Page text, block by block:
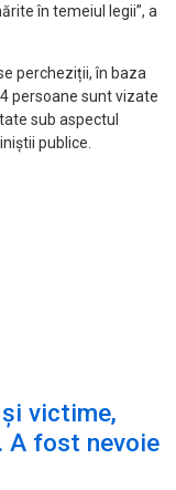
în temeiul legii”, a
percheziții, în baza
persoane sunt vizate
sub aspectul
publice.
și victime,
A fost nevoie